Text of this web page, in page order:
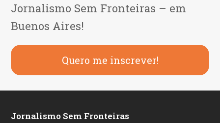
Jornalismo Sem Fronteiras – em
Buenos Aires!
Quero me inscrever!
Jornalismo Sem Fronteiras